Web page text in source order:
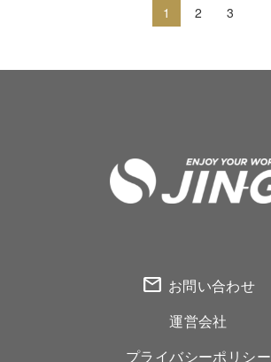
1 2 3
mail お問い合わせ
運営会社
プライバシーポリシー